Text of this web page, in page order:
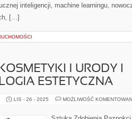
inteligencji, machine learningu,
[…]
I URODY I
ESTETYCZNA
LIS - 26 - 2025 MOŻLIWOŚĆ